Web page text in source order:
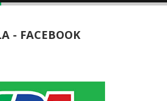
- FACEBOOK